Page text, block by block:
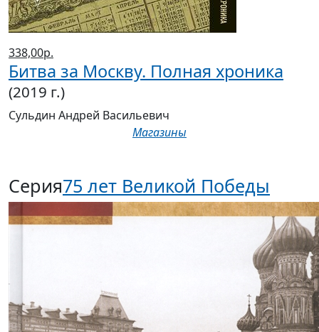
338,00р.
Битва за Москву. Полная хроника
(2019 г.)
Сульдин Андрей Васильевич
Магазины
Серия75 лет Великой Победы